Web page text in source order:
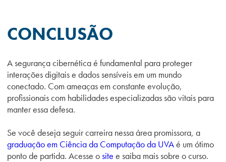
CONCLUSÃO
A segurança cibernética é fundamental para proteger
interações digitais e dados sensíveis em um mundo
conectado. Com ameaças em constante evolução,
profissionais com habilidades especializadas são vitais para
manter essa defesa.
Se você deseja seguir carreira nessa área promissora, a
graduação em Ciência da Computação da UVAé um ótimo
ponto de partida. Acesse osite e saiba mais sobre o curso.